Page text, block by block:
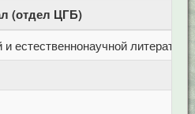
(отдел ЦГБ)
естественнонаучной литерат